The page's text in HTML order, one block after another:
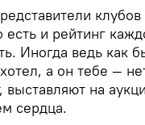
есть и рейтинг
Иногда ведь
а он тебе —
выставляют на
сердца.